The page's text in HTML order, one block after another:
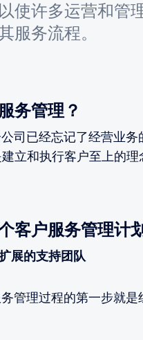
使许多运营和管
服务流程。
务管理？
已经忘记了经营业务
立和执行客户至上的
客户服务管理计划
展的支持团队
理过程的第一步就是